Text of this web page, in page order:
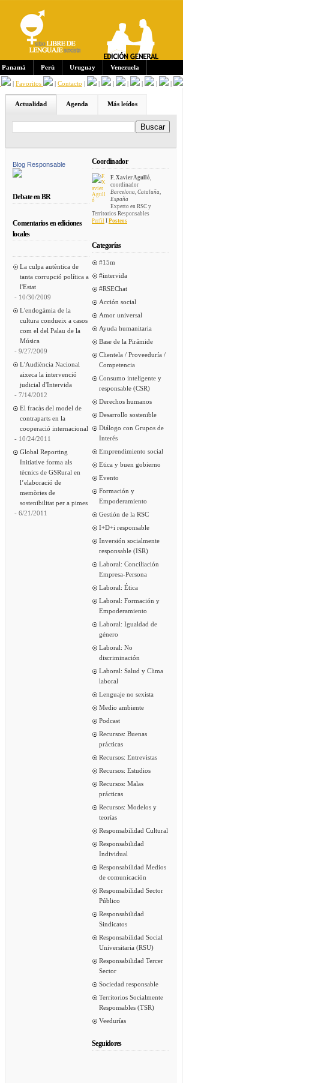
Panamá Perú Uruguay Venezuela
| Favoritos | Contacto | | | | | | |
Actualidad Agenda Más leídos
Blog Responsable
Debate en BR
Comentarios en ediciones
locales
La culpa autèntica de
tanta corrupció política a
l'Estat
- 10/30/2009
L'endogàmia de la
cultura condueix a casos
com el del Palau de la
Música
- 9/27/2009
L'Audiència Nacional
aixeca la intervenció
judicial d'Intervida
- 7/14/2012
El fracàs del model de
contraparts en la
cooperació internacional
- 10/24/2011
Global Reporting
Initiative forma als
tècnics de GSRural en
l’elaboració de
memòries de
sostenibilitat per a pimes
- 6/21/2011
Coordinador
F. Xavier Agulló,
coordinador
Barcelona, Cataluña,
España
Experto en RSC y
Territorios Responsables
Perfil I Posteos
Categorías
#15m
#intervida
#RSEChat
Acción social
Amor universal
Ayuda humanitaria
Base de la Pirámide
Clientela / Proveeduría /
Competencia
Consumo inteligente y
responsable (CSR)
Derechos humanos
Desarrollo sostenible
Diálogo con Grupos de
Interés
Emprendimiento social
Etica y buen gobierno
Evento
Formación y
Empoderamiento
Gestión de la RSC
I+D+i responsable
Inversión socialmente
responsable (ISR)
Laboral: Conciliación
Empresa-Persona
Laboral: Ética
Laboral: Formación y
Empoderamiento
Laboral: Igualdad de
género
Laboral: No
discriminación
Laboral: Salud y Clima
laboral
Lenguaje no sexista
Medio ambiente
Podcast
Recursos: Buenas
prácticas
Recursos: Entrevistas
Recursos: Estudios
Recursos: Malas
prácticas
Recursos: Modelos y
teorías
Responsabilidad Cultural
Responsabilidad
Individual
Responsabilidad Medios
de comunicación
Responsabilidad Sector
Público
Responsabilidad
Sindicatos
Responsabilidad Social
Universitaria (RSU)
Responsabilidad Tercer
Sector
Sociedad responsable
Territorios Socialmente
Responsables (TSR)
Veedurías
Seguidores